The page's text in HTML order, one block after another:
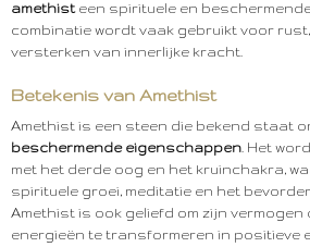
amethisteen spirituele en
combinatie wordt vaak gebruikt voor
versterken van innerlijke kracht.
Betekenis van Amethist
Amethist is een steen die bekend staat
beschermende eigenschappen . Het
met het derde oog en het kruinchakra,
spirituele groei, meditatie en het
Amethist is ook geliefd om zijn vermogen
energieën te transformeren in positieve